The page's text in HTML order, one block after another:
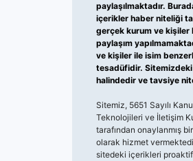
paylaşılmaktadır.
içerikler haber niteliği
gerçek kurum ve kişiler
paylaşım
ve kişiler ile isim
tesadüfidir.
halindedir ve tavsiye
Sitemiz, 5651 Sayılı
Teknolojileri ve İletişim
tarafından onaylanmış
olarak hizmet
sitedeki içerikleri